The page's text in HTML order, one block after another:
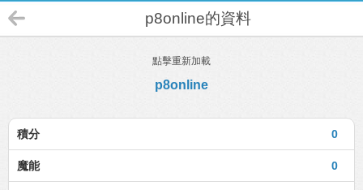
p8online的資料
點擊重新加載
p8online
0
積分
0
魔能